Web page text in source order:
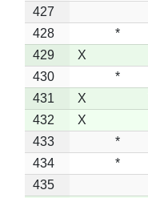
427
428
*
429
X
430
*
431
X
432
X
433
*
434
*
435